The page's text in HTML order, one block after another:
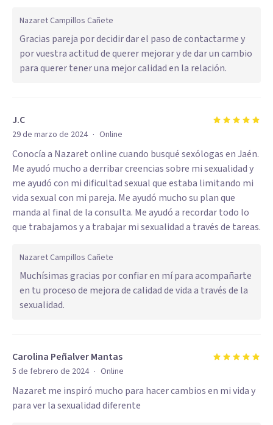
Nazaret Campillos Cañete
Gracias pareja por decidir dar el paso de contactarme y
por vuestra actitud de querer mejorar y de dar un cambio
para querer tener una mejor calidad en la relación.
J.C
29 de marzo de 2024 · Online
Conocía a Nazaret online cuando busqué sexólogas en Jaén.
Me ayudó mucho a derribar creencias sobre mi sexualidad y
me ayudó con mi dificultad sexual que estaba limitando mi
vida sexual con mi pareja. Me ayudó mucho su plan que
manda al final de la consulta. Me ayudó a recordar todo lo
que trabajamos y a trabajar mi sexualidad a través de tareas.
Nazaret Campillos Cañete
Muchísimas gracias por confiar en mí para acompañarte
en tu proceso de mejora de calidad de vida a través de la
sexualidad.
Carolina Peñalver Mantas
5 de febrero de 2024 · Online
Nazaret me inspiró mucho para hacer cambios en mi vida y
para ver la sexualidad diferente